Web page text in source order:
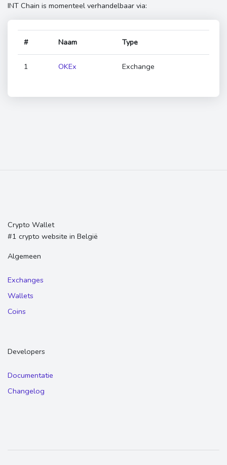
INT Chain is momenteel verhandelbaar via:
# Naam Type
1 OKEx Exchange
Crypto Wallet
#1 crypto website in België
Algemeen
Exchanges
Wallets
Coins
Developers
Documentatie
Changelog